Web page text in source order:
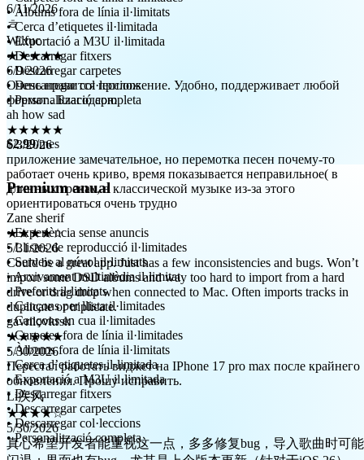
Wilfuc
★★★★★
6/9/2026
Очень нравится приложение. Удобно, поддерживает любой
формат . Благодарю
ah how sad
★★★★★
6/3/2026
приложение замечательное, но перемотка песен почему-то
работает очень криво, время показывается неправильное( в
длинных треках, в классической музыке из-за этого
ориентироваться очень трудно
Zane sherif
★★★★☆
5/31/2026
Could be a great app. Just has a few inconsistencies and bugs. Won’t
import some DSD albums and way too hard to import from a hard
drive or drag drop when connected to Mac. Often imports tracks in
duplicate or triplicate.
gavrilovkrsk
★★★★★
5/30/2026
Перестал работать виджет на IPhone 17 pro max после крайнего
обновления. Прошу исправить.
Li疾风
★★★★☆
5/30/2026
真心希望开发者能重视这一点，多多修复bug，导入歌曲时可能
闪退；界面也有bug，尤其是上个版本更新（针对于iOS 26）
后，尤其明显，整体来说还是挺不错的。 当然，这款软件我认
• Àlbums fora de línia il·limitats
• Cerca d’etiquetes il·limitada
• Exportació a M3U il·limitada
• Descarregar fitxers
• Descarregar carpetes
• Descarregar col·leccions
• Personalització completa
$2.99/mes
Premium anual
• Experiència sense anuncis
• Llistes de reproducció il·limitades
• Serveis al núvol il·limitats
• Arxivament multimèdia il·limitat
• Preferits il·limitats
• Cançons per llista il·limitades
• Cançons en cua il·limitades
• Carpetes fora de línia il·limitades
• Àlbums fora de línia il·limitats
• Cerca d’etiquetes il·limitada
• Exportació a M3U il·limitada
• Descarregar fitxers
• Descarregar carpetes
• Descarregar col·leccions
• Personalització completa